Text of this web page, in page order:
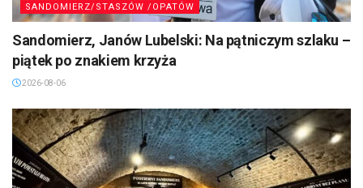
SANDOMIERZ/STASZÓW /OPATÓW
Sandomierz, Janów Lubelski: Na pątniczym szlaku –
piątek po znakiem krzyża
2026-08-06